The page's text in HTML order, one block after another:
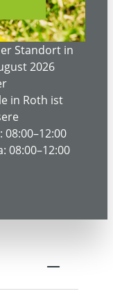
Standort in
2026
in Roth ist
08:00–12:00